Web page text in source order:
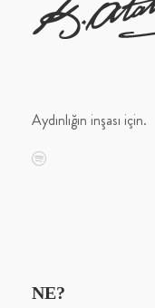
Aydınlığın inşası için.
NE?